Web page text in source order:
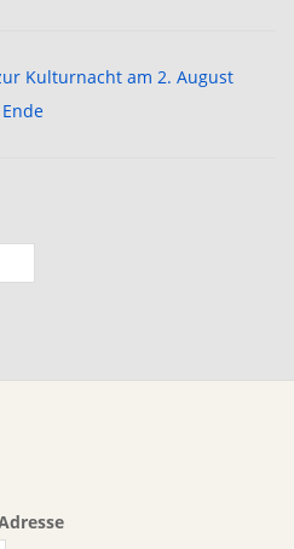
Kulturnacht am 2. August